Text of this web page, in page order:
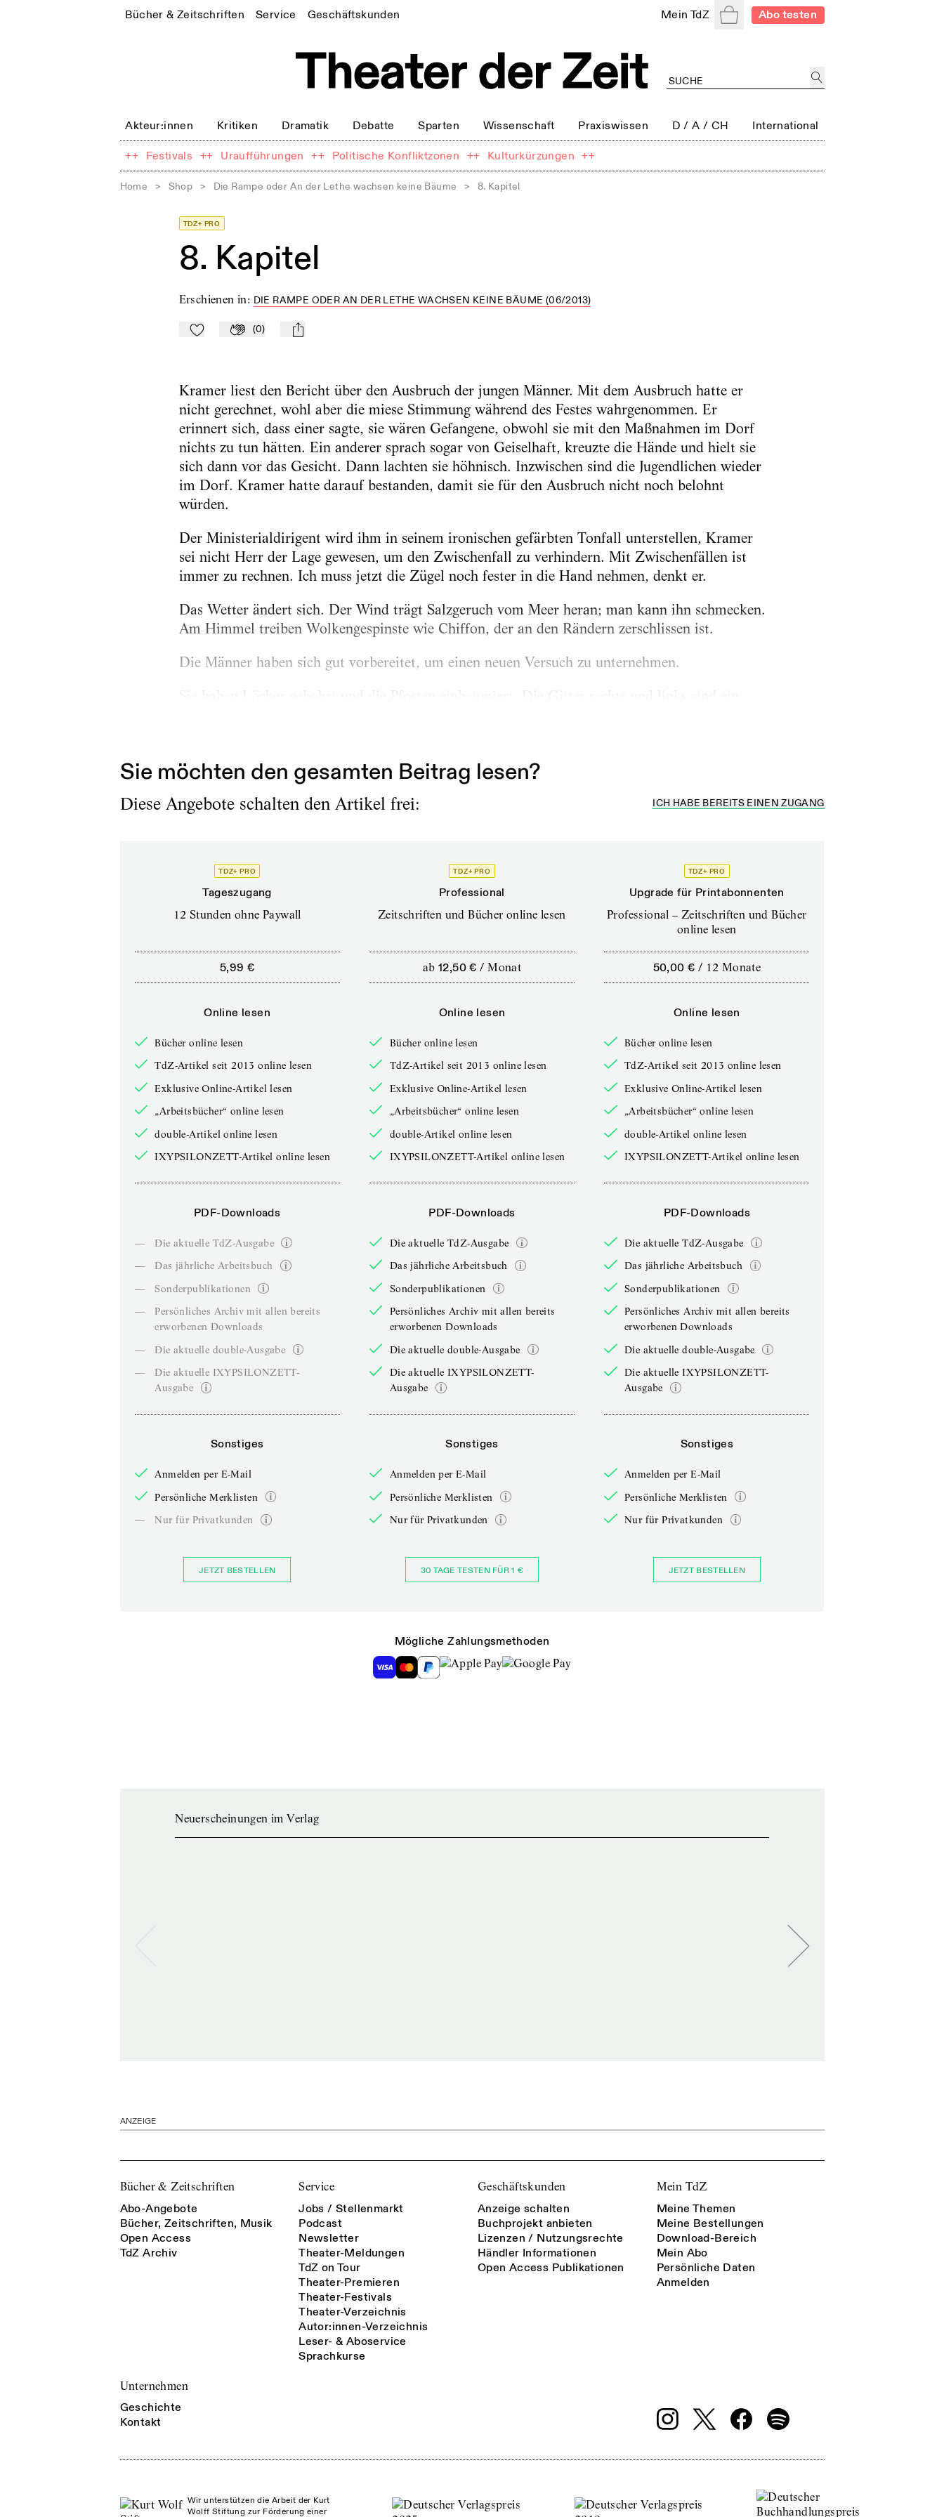
Bücher & Zeitschriften Service Geschäftskunden Mein TdZ WarenkorbAbo testen
Akteur:innen Kritiken Dramatik Debatte Sparten Wissenschaft Praxiswissen D / A / CH International
++ Festivals ++ Uraufführungen ++ Politische Konfliktzonen ++ Kulturkürzungen ++
Home > Shop > Die Rampe oder An der Lethe wachsen keine Bäume > 8. Kapitel
TDZ+ PRO
8. Kapitel
Erschienen in: DIE RAMPE ODER AN DER LETHE WACHSEN KEINE BÄUME (06/2013)
Zu Mein-TdZ hinzufügen
Applaudieren
(0) mail
Kramer liest den Bericht über den Ausbruch der jungen Männer. Mit dem Ausbruch hatte er
nicht gerechnet, wohl aber die miese Stimmung während des Festes wahrgenommen. Er
erinnert sich, dass einer sagte, sie wären Gefangene, obwohl sie mit den Maßnahmen im Dorf
nichts zu tun hätten. Ein anderer sprach sogar von Geiselhaft, kreuzte die Hände und hielt sie
sich dann vor das Gesicht. Dann lachten sie höhnisch. Inzwischen sind die Jugendlichen wieder
im Dorf. Kramer hatte darauf bestanden, damit sie für den Ausbruch nicht noch belohnt
würden.
Der Ministerialdirigent wird ihm in seinem ironischen gefärbten Tonfall unterstellen, Kramer
sei nicht Herr der Lage gewesen, um den Zwischenfall zu verhindern. Mit Zwischenfällen ist
immer zu rechnen. Ich muss jetzt die Zügel noch fester in die Hand nehmen, denkt er.
Das Wetter ändert sich. Der Wind trägt Salzgeruch vom Meer heran; man kann ihn schmecken.
Am Himmel treiben Wolkengespinste wie Chiffon, der an den Rändern zerschlissen ist.
Die Männer haben sich gut vorbereitet, um einen neuen Versuch zu unternehmen.
Sie möchten den gesamten Beitrag lesen?
Diese Angebote schalten den Artikel frei: ICH HABE BEREITS EINEN ZUGANG
TDZ+ PRO
Tageszugang
12 Stunden ohne Paywall
5,99 €
Online lesen
Bücher online lesen
TdZ-Artikel seit 2013 online lesen
Exklusive Online-Artikel lesen
„Arbeitsbücher“ online lesen
double-Artikel online lesen
IXYPSILONZETT-Artikel online lesen
PDF-Downloads
—
Die aktuelle TdZ-Ausgabe
—
Das jährliche Arbeitsbuch
—
Sonderpublikationen
—
Persönliches Archiv mit allen bereits
erworbenen Downloads
—
Die aktuelle double-Ausgabe
—
Die aktuelle IXYPSILONZETT-
Ausgabe
Sonstiges
Anmelden per E-Mail
Persönliche Merklisten
—
Nur für Privatkunden
JETZT BESTELLEN
TDZ+ PRO
Professional
Zeitschriften und Bücher online lesen
ab 12,50 € /Monat
Online lesen
Bücher online lesen
TdZ-Artikel seit 2013 online lesen
Exklusive Online-Artikel lesen
„Arbeitsbücher“ online lesen
double-Artikel online lesen
IXYPSILONZETT-Artikel online lesen
PDF-Downloads
Die aktuelle TdZ-Ausgabe
Das jährliche Arbeitsbuch
Sonderpublikationen
Persönliches Archiv mit allen bereits
erworbenen Downloads
Die aktuelle double-Ausgabe
Die aktuelle IXYPSILONZETT-
Ausgabe
Sonstiges
Anmelden per E-Mail
Persönliche Merklisten
Nur für Privatkunden
30 TAGE TESTEN FÜR 1 €
TDZ+ PRO
Upgrade für Printabonnenten
Professional – Zeitschriften und Bücher
online lesen
50,00 € / 12 Monate
Online lesen
Bücher online lesen
TdZ-Artikel seit 2013 online lesen
Exklusive Online-Artikel lesen
„Arbeitsbücher“ online lesen
double-Artikel online lesen
IXYPSILONZETT-Artikel online lesen
PDF-Downloads
Die aktuelle TdZ-Ausgabe
Das jährliche Arbeitsbuch
Sonderpublikationen
Persönliches Archiv mit allen bereits
erworbenen Downloads
Die aktuelle double-Ausgabe
Die aktuelle IXYPSILONZETT-
Ausgabe
Sonstiges
Anmelden per E-Mail
Persönliche Merklisten
Nur für Privatkunden
JETZT BESTELLEN
Mögliche Zahlungsmethoden
Neuerscheinungen im Verlag
ANZEIGE
Bücher & Zeitschriften
Abo-Angebote
Bücher, Zeitschriften, Musik
Open Access
TdZ Archiv
Service
Jobs / Stellenmarkt
Podcast
Newsletter
Theater-Meldungen
TdZ on Tour
Theater-Premieren
Theater-Festivals
Theater-Verzeichnis
Autor:innen-Verzeichnis
Leser- & Aboservice
Sprachkurse
Geschäftskunden
Anzeige schalten
Buchprojekt anbieten
Lizenzen / Nutzungsrechte
Händler Informationen
Open Access Publikationen
Mein TdZ
Meine Themen
Meine Bestellungen
Download-Bereich
Mein Abo
Persönliche Daten
Anmelden
Unternehmen
Geschichte
Kontakt
Wir unterstützen die Arbeit der Kurt
Wolff Stiftung zur Förderung einer